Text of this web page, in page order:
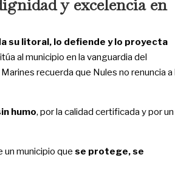
y excelencia en
su litoral, lo defiende y lo proyecta
al municipio en la vanguardia del
recuerda que Nules no renuncia a
humo, por la calidad certificada y por un
un municipio que se protege, se